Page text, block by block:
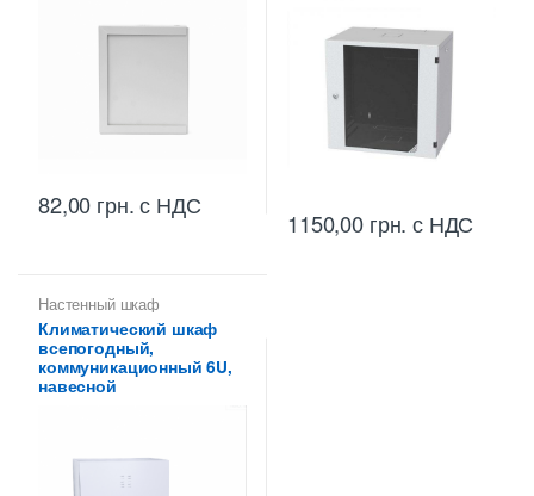
82,00 грн.с НДС
1150,00 грн. с НДС
Настенный шкаф
Климатический шкаф
всепогодный,
коммуникационный 6U,
навесной